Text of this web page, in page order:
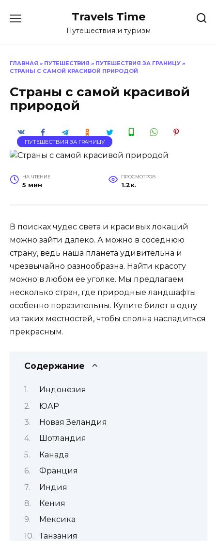
Travels Time
Путешествия и туризм
ГЛАВНАЯ » ПУТЕШЕСТВИЯ » ПУТЕШЕСТВИЯ ЗА ГРАНИЦУ »
СТРАНЫ С САМОЙ КРАСИВОЙ ПРИРОДОЙ
Страны с самой красивой
природой
ПУТЕШЕСТВИЯ ЗА ГРАНИЦУ
НА ЧТЕНИЕ
5 мин
ПРОСМОТРОВ
1.2к.
В поисках чудес света и красивых локаций
можно зайти далеко. А можно в соседнюю
страну, ведь наша планета удивительна и
чрезвычайно разнообразна. Найти красоту
можно в любом ее уголке. Мы предлагаем
несколько стран, где природные ландшафты
особенно поразительны. Купите билет в одну
из таких местностей, чтобы сполна насладиться
прекрасным.
Содержание
Индонезия
ЮАР
Новая Зеландия
Шотландия
Канада
Франция
Индия
Кения
Мексика
Танзания